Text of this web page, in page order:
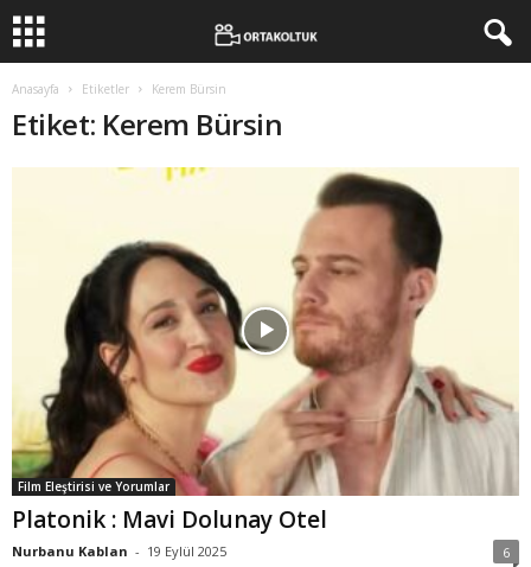
Anasayfa Etiketler Kerem Bürsin
Etiket: Kerem Bürsin
Film Eleştirisi ve Yorumlar
Platonik : Mavi Dolunay Otel
Nurbanu Kablan - 19 Eylül 2025 6